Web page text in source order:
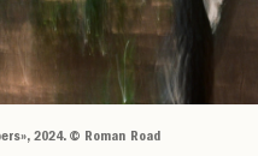
2024. © Roman Road